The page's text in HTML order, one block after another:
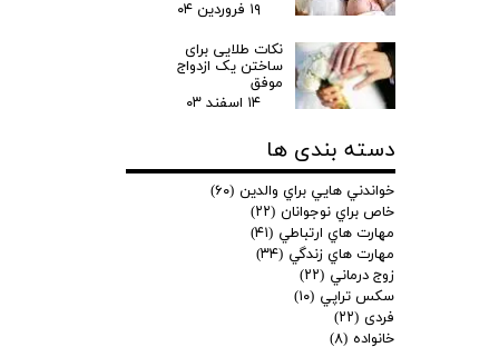
۱۹ فروردین ۰۴
نکات طلایی برای
ساختن یک ازدواج
موفق
۱۴ اسفند ۰۳
دسته بندی ها
خواندني هايي براي والدين (۶۰)
خاص براي نوجوانان (۲۲)
مهارت هاي ارتباطي (۴۱)
مهارت هاي زندگي (۳۴)
زوج درماني (۲۲)
سكس تراپي (۱۰)
فردی (۲۲)
خانواده (۸)